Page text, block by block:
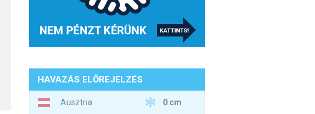
HAVAZÁS ELŐREJELZÉS
Ausztria
0 cm